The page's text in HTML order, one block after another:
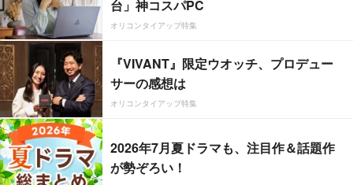
台」神コスパPC
オリコンタイアップ特集
『VIVANT』限定ウオッチ、プロデュー
サーの感想は
オリコンタイアップ特集
2026年7月夏ドラマも、注目作＆話題作
が勢ぞろい！